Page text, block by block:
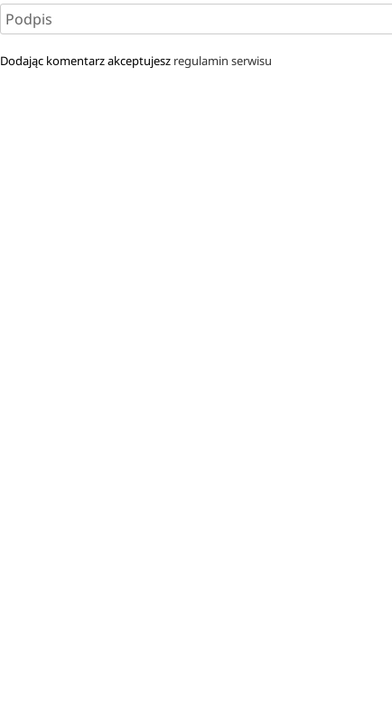
Dodając komentarz akceptujesz regulamin serwisu